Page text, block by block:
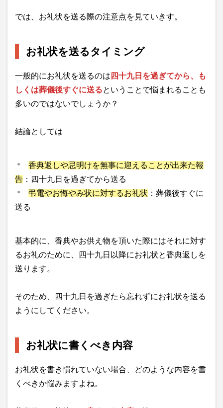
では、お礼状を送る際の注意点を見ていきす。
お礼状を送るタイミング
一般的にお礼状を送るのは 四十九日を過ぎてから、も
しくは葬儀後すぐに送るということで悩まれることも
多いのではないでしょうか？
結論としては
香典返しや忌明けを無事に迎えることが出来た報
告 ：四十九日を過ぎてから送る
弔電やお悔やみ状に対するお礼状 ：葬儀後すぐに
送る
基本的に、香典やお供え物を頂いた際にはそれに対す
るお礼のために、四十九日以降にお礼状と香典返しを
送ります。
そのため、四十九日を過ぎたら忘れずにお礼状を送る
ようにしてください。
お礼状に書くべき内容
お礼状を書き慣れていない場合、どのような内容を書
くべきか悩みますよね。